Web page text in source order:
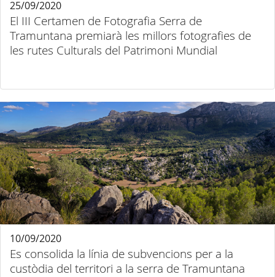
El III Certamen de Fotografia Serra de
Tramuntana premiarà les millors fotografies de
les rutes Culturals del Patrimoni Mundial
25/09/2020
Es consolida la línia de subvencions per a la
custòdia del territori a la serra de Tramuntana
10/09/2020